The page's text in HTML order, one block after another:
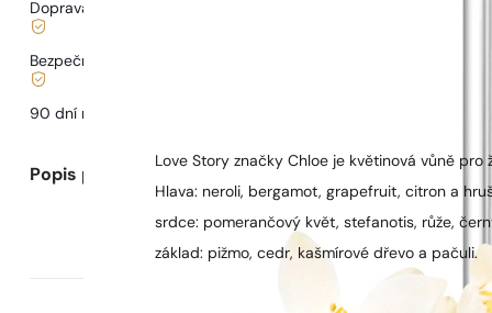
Doprava od
Bezpečné nakupování a platby
90 dní na
Popis parfému
Love Story značky Chloe je květinová vůně
Hlava: neroli, bergamot, grapefruit, citron a
srdce: pomerančový květ, stefanotis, růže,
základ: pižmo, cedr, kašmírové dřevo a pačuli.